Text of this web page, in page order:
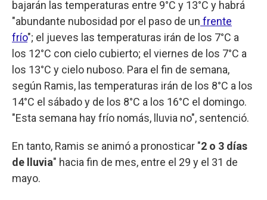
bajarán las temperaturas entre 9°C y 13°C y habrá
"abundante nubosidad por el paso de un frente
frío"; el jueves las temperaturas irán de los 7°C a
los 12°C con cielo cubierto; el viernes de los 7°C a
los 13°C y cielo nuboso. Para el fin de semana,
según Ramis, las temperaturas irán de los 8°C a los
14°C el sábado y de los 8°C a los 16°C el domingo.
"Esta semana hay frío nomás, lluvia no", sentenció.
En tanto, Ramis se animó a pronosticar "2 o 3 días
de lluvia" hacia fin de mes, entre el 29 y el 31 de
mayo.